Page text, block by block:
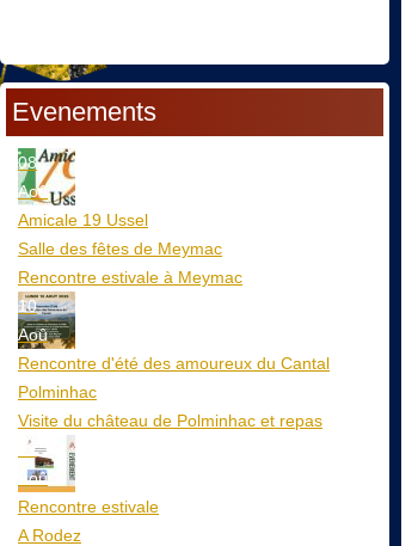
Evenements
08
Aoû
Amicale 19 Ussel
Salle des fêtes de Meymac
Rencontre estivale à Meymac
10
Aoû
Rencontre d'été des amoureux du Cantal
Polminhac
Visite du château de Polminhac et repas
12
Aoû
Rencontre estivale
A Rodez